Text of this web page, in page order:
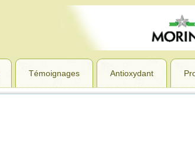
Témoignages Antioxydant